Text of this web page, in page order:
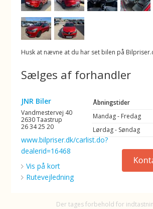
Husk at nævne at du har set bilen på
Sælges af forhandler
JNR Biler
Vandmestervej 40
2630 Taastrup
26 34 25 20
www.bilpriser.dk/carlist.do?
dealerid=16468
Vis på kort
Rutevejledning
Åbningstider
Mandag - Fredag
Lørdag - Søndag
Der tages forbehold for